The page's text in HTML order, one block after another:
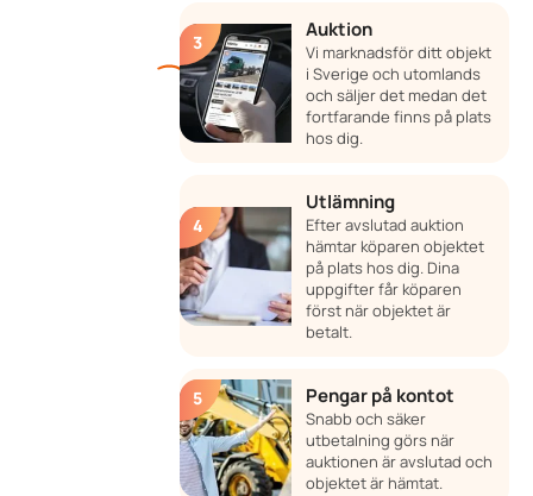
Auktion
Vi marknadsför ditt objekt
i Sverige och utomlands
och säljer det medan det
fortfarande finns på plats
hos dig.
Utlämning
Efter avslutad auktion
hämtar köparen objektet
på plats hos dig. Dina
uppgifter får köparen
först när objektet är
betalt.
Pengar på kontot
Snabb och säker
utbetalning görs när
auktionen är avslutad och
objektet är hämtat.